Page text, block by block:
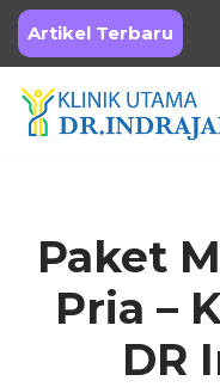
Skip
to
content
Artikel Terbaru
Paket
Pria –
DR